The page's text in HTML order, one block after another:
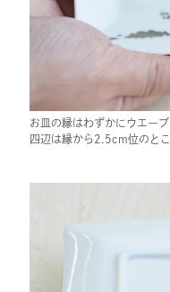
お皿の縁はわずかにウエー
四辺は縁から2.5cm位のと